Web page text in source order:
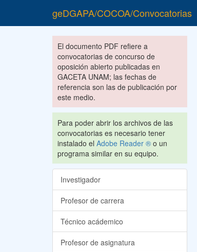
geDGAPA/COCOA/Convocatorias
El documento PDF refiere a
convocatorias de concurso de
oposición abierto publicadas en
GACETA UNAM; las fechas de
referencia son las de publicación por
este medio.
Para poder abrir los archivos de las
convocatorias es necesario tener
instalado el Adobe Reader ® o un
programa similar en su equipo.
Investigador
Profesor de carrera
Técnico acádemico
Profesor de asignatura